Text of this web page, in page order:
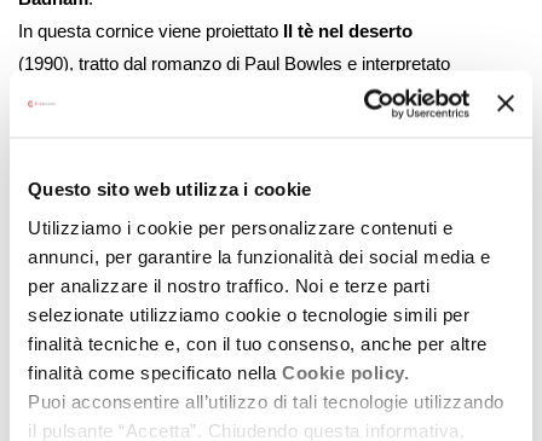
Questo sito web utilizza i cookie
Utilizziamo i cookie per personalizzare contenuti e
annunci, per garantire la funzionalità dei social media e
per analizzare il nostro traffico. Noi e terze parti
selezionate utilizziamo cookie o tecnologie simili per
finalità tecniche e, con il tuo consenso, anche per altre
finalità come specificato nella Cookie policy.
Puoi acconsentire all’utilizzo di tali tecnologie utilizzando
il pulsante “Accetta”. Chiudendo questa informativa,
In questa cornice viene proiettato Il tè nel deserto
(1990), tratto dal romanzo di Paul Bowles e interpretato
da
. Il film racconta il
in una progressiva esplorazione interiore. Alla proiezione
segue un incontro con Debra Winger, moderato da
Pauline de Raymonde Bernard Benoliel. Tra
Cambridge e Parigi, il cinema di Bernardo Bertolucci
torna così al centro di una riflessione internazionale che
intreccia ricerca accademica, proiezioni pubbliche e
dialogo con i protagonisti di alcune sue opere, nel segno
di un’eredità che continua a essere interrogata e